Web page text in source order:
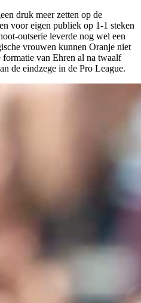
druk meer zetten op de
voor eigen publiek op 1-1 steken
outserie leverde nog wel een
vrouwen kunnen Oranje niet
formatie van Ehren al na twaalf
de eindzege in de Pro League.